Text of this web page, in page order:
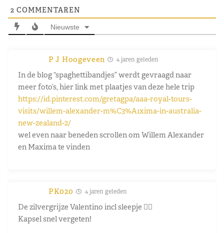
2 COMMENTAREN
Nieuwste
P J Hoogeveen 4 jaren geleden
In de blog “spaghettibandjes” werdt gevraagd naar
meer foto’s, hier link met plaatjes van deze hele trip
https://id.pinterest.com/gretagpa/aaa-royal-tours-
visits/willem-alexander-m%C3%A1xima-in-australia-
new-zealand-2/
wel even naar beneden scrollen om Willem Alexander
en Maxima te vinden
PK020 4 jaren geleden
De zilvergrijze Valentino incl sleepje 👌🏼
Kapsel snel vergeten!